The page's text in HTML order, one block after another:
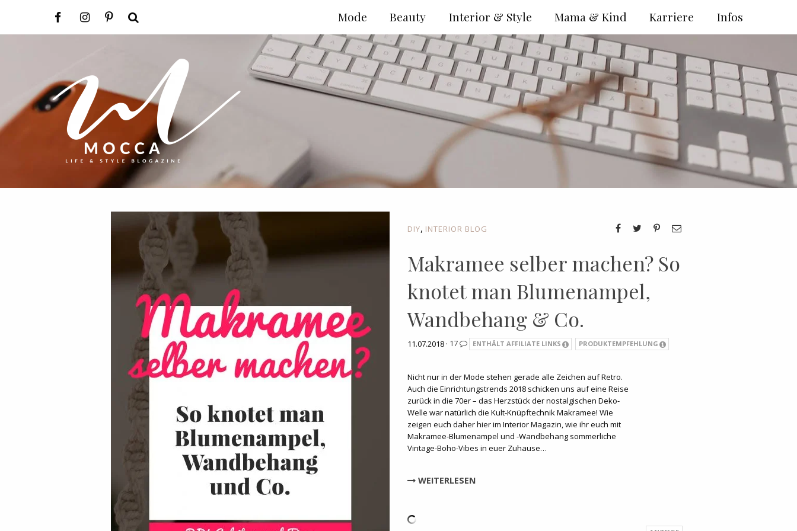
DIY, INTERIOR BLOG
Makramee selber machen? So
knotet man Blumenampel,
Wandbehang & Co.
11.07.2018 · 17 ENTHÄLT AFFILIATE LINKS PRODUKTEMPFEHLUNG
Nicht nur in der Mode stehen gerade alle Zeichen auf Retro.
Auch die Einrichtungstrends 2018 schicken uns auf eine Reise
zurück in die 70er – das Herzstück der nostalgischen Deko-
Welle war natürlich die Kult-Knüpftechnik Makramee! Wie
zeigen euch daher hier im Interior Magazin, wie ihr euch mit
Makramee-Blumenampel und -Wandbehang sommerliche
Vintage-Boho-Vibes in euer Zuhause…
WEITERLESEN
Infos
Karriere
Mama & Kind
Interior & Style
Beauty
Mode